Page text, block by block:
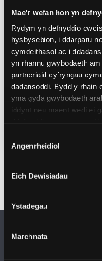
Mae'r wefan hon yn
Rydym yn defnyddio
hysbysebion, i ddarparu
cymdeithasol ac i
yn rhannu gwybodaeth am
partneriaid cyfryngau
dadansoddi. Bydd y rhain
yma gyda gwybodaeth
iddynt neu maent wedi ei
Caniatâd
Angenrheidiol
Eich Dewisiadau
Ystadegau
Marchnata
Dr Roger Giddings
Lleoliad
School of
Engineering,